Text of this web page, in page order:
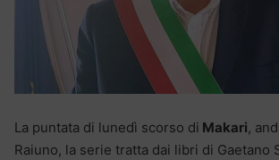
La puntata di lunedì scorso di Makari,
Raiuno, la serie tratta dai libri di Gaetano